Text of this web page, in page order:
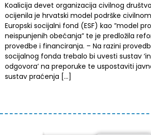
Koalicija devet organizacija civilnog
ocijenila je hrvatski model podrške
Europski socijalni fond (ESF) kao ”model
neispunjenih obećanja” te je predložila
provedbe i financiranja. – Na razini
socijalnog fonda trebalo bi uvesti sustav
odgovora’ na preporuke te uspostaviti
sustav praćenja […]